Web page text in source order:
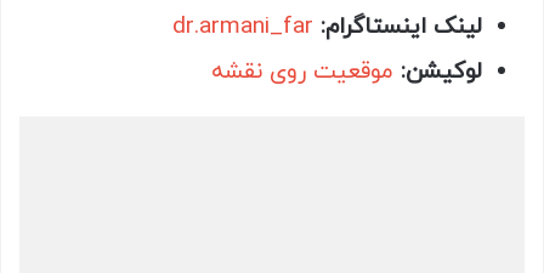
لینک اینستاگرام: dr.armani_far
لوکیشن: موقعیت روی نقشه